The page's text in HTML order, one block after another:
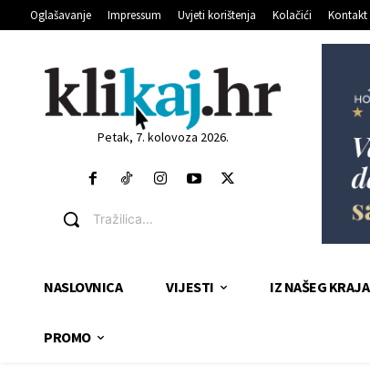
Oglašavanje Impressum Uvjeti korištenja Kolačići Kontakt
Petak, 7. kolovoza 2026.
Tražilica...
NASLOVNICA VIJESTI IZ NAŠEG KRAJA
PROMO